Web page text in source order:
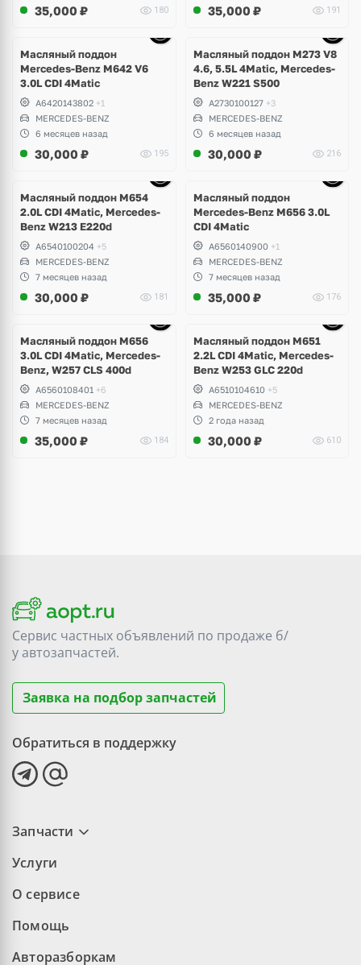
S500 Maybach
35,000 ₽ 180 35,000 ₽ 191
Масляный поддон
Mercedes-Benz M642 V6
3.0L CDI 4Matic
A6420143802 +1
MERCEDES-BENZ
6 месяцев назад
30,000 ₽ 195
Масляный поддон M273 V8
4.6, 5.5L 4Matic, Mercedes-
Benz W221 S500
A2730100127 +3
MERCEDES-BENZ
6 месяцев назад
30,000 ₽ 216
Масляный поддон M654
2.0L CDI 4Matic, Mercedes-
Benz W213 E220d
A6540100204 +5
MERCEDES-BENZ
7 месяцев назад
30,000 ₽ 181
Масляный поддон
Mercedes-Benz M656 3.0L
CDI 4Matic
A6560140900 +1
MERCEDES-BENZ
7 месяцев назад
35,000 ₽ 176
Масляный поддон M656
3.0L CDI 4Matic, Mercedes-
Benz, W257 CLS 400d
A6560108401 +6
MERCEDES-BENZ
7 месяцев назад
35,000 ₽ 184
Масляный поддон M651
2.2L CDI 4Matic, Mercedes-
Benz W253 GLC 220d
A6510104610 +5
MERCEDES-BENZ
2 года назад
30,000 ₽ 610
Сервис частных объявлений по продаже б/
уавтозапчастей.
Заявка на подбор запчастей
Обратиться в поддержку
Запчасти
Услуги
О сервисе
Помощь
Авторазборкам